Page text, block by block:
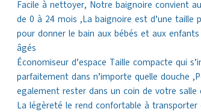
Facile à nettoyer, Notre baignoire convient
de 0 à 24 mois ,La baignoire est d’une taille
pour donner le bain aux bébés et aux enfants
âgés
Économiseur d’espace Taille compacte qui
parfaitement dans n’importe quelle douche
egalement rester dans un coin de votre salle
La légèreté le rend confortable à transporter